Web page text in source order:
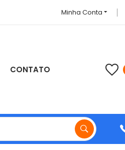
Minha Conta
CONTATO